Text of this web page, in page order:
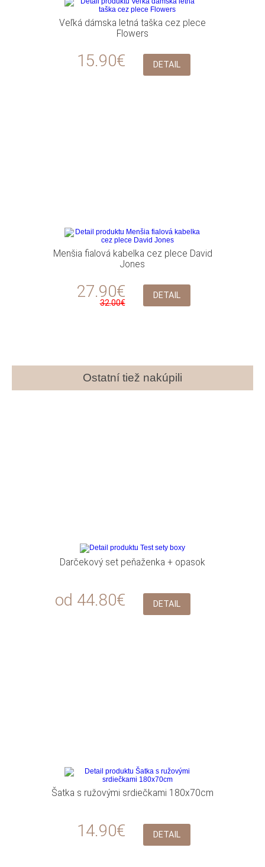
Veľká dámska letná taška cez plece
Flowers
15.90€ DETAIL
Menšia fialová kabelka cez plece David
Jones
27.90€
32.00€
DETAIL
Ostatní tiež nakúpili
Darčekový set peňaženka + opasok
od 44.80€ DETAIL
Šatka s ružovými srdiečkami 180x70cm
14.90€ DETAIL